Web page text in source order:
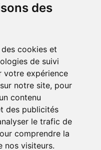
des
cookies et
de suivi
votre expérience
notre site, pour
contenu
des publicités
le trafic de
comprendre la
nos visiteurs.
sociaux
vous souhaitent de